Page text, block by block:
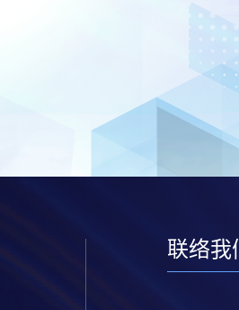
联络我